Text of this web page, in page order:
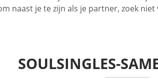
naast je te zijn als je partner, zoek
SOULSINGLES-